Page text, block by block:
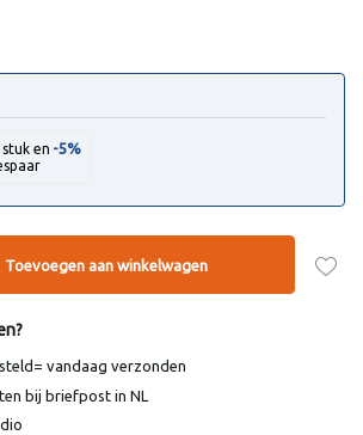
en -5%
Toevoegen aan winkelwagen
vandaag verzonden
bij briefpost in NL